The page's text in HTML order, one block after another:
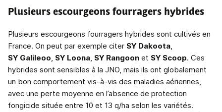
Plusieurs escourgeons fourragers hybrides
Plusieurs escourgeons fourragers hybrides sont cultivés en
France. On peut par exemple citer SY Dakoota,
SY Galileoo, SY Loona, SY Rangoon et SY Scoop. Ces
hybrides sont sensibles à la JNO, mais ils ont globalement
un bon comportement vis-à-vis des maladies aériennes,
avec une perte moyenne en l’absence de protection
fongicide située entre 10 et 13 q/ha selon les variétés.